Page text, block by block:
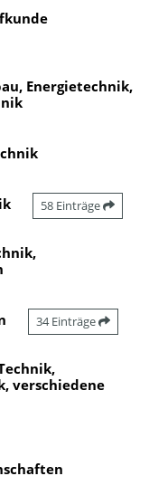
Energietechnik,
58 Einträge
34 Einträge
verschiedene